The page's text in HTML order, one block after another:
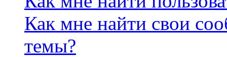
Как мне найти свои
темы?